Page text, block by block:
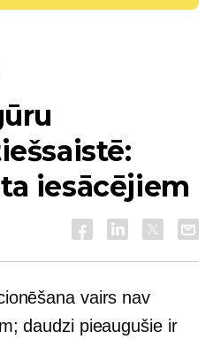
iesācējiem
vairs nav
daudzi pieaugušie ir